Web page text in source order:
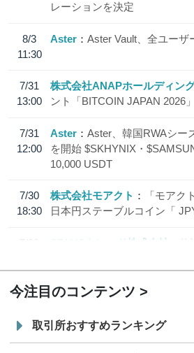
レーションを決定
8/3
11:30
Aster Aster Vault、全ユーザ
7/31
13:00
株式会社ANAPホールディン
ント「BITCOIN JAPAN 2026
7/31
12:00
Aster
Aster、韓国RWAシー
を開始 $SKHYNIX・
10,000 USDT
7/30
18:30
株式会社モアクト
「モアク
日本円ステーブルコイン「
7/29
SBI VCトレード株式会社
今注目のコンテンツ
取引所おすすめランキング